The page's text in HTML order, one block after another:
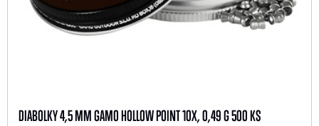
DIABOLKY 4,5 MM GAMO HOLLOW POINT 10X, 0,49 G 500 KS